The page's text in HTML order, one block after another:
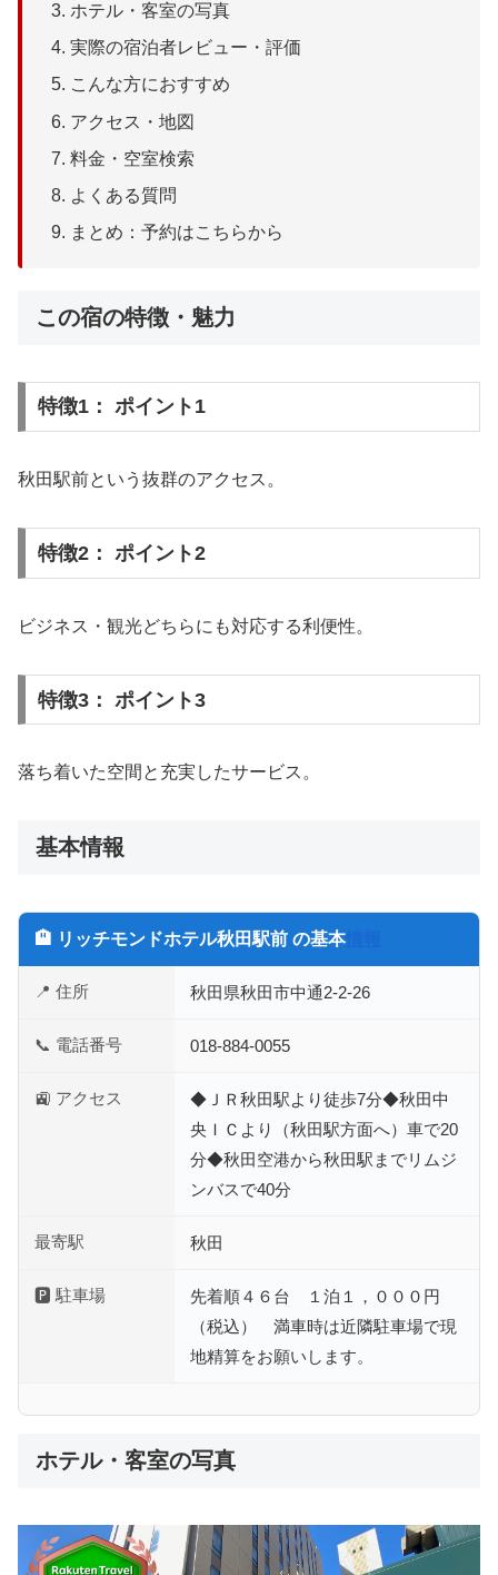
ホテル・客室の写真
実際の宿泊者レビュー・評価
こんな方におすすめ
アクセス・地図
料金・空室検索
よくある質問
まとめ：予約はこちらから
この宿の特徴・魅力
特徴1： ポイント1
秋田駅前という抜群のアクセス。
特徴2： ポイント2
ビジネス・観光どちらにも対応する利便性。
特徴3： ポイント3
落ち着いた空間と充実したサービス。
基本情報
🏨 リッチモンドホテル秋田駅前 の基本情報
📍 住所 秋田県秋田市中通2-2-26
📞 電話番号 018-884-0055
🚉 アクセス
◆ＪＲ秋田駅より徒歩7分◆秋田中
央ＩＣより（秋田駅方面へ）車で20
分◆秋田空港から秋田駅までリムジ
ンバスで40分
最寄駅 秋田
🅿 駐車場
先着順４６台 １泊１，０００円
（税込） 満車時は近隣駐車場で現
地精算をお願いします。
ホテル・客室の写真